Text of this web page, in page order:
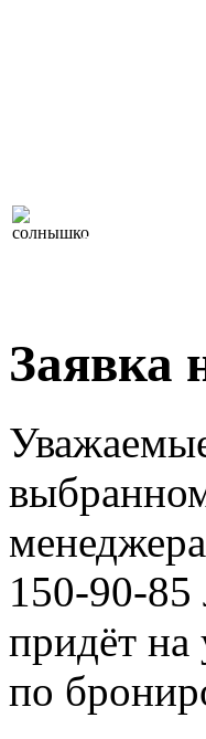
туры
Заявка
150-90-85
придёт на
по